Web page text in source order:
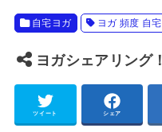
自宅ヨガ ヨガ 頻度 自宅
ヨガシェアリング！
ツイート シェア